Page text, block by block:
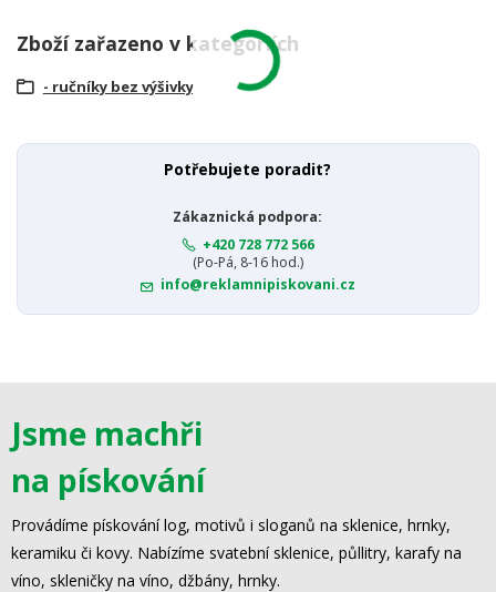
Zboží zařazeno v kategoriích
- ručníky bez výšivky
Potřebujete poradit?
Zákaznická podpora:
+420 728 772 566
(Po-Pá, 8-16 hod.)
info@reklamnipiskovani.cz
Jsme machři
na pískování
Provádíme pískování log, motivů i sloganů na sklenice, hrnky,
keramiku či kovy. Nabízíme svatební sklenice, půllitry, karafy na
víno, skleničky na víno, džbány, hrnky.